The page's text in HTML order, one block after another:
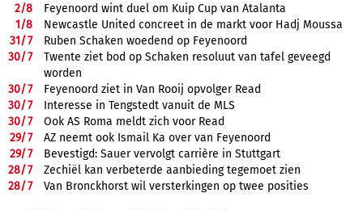
2/8
Feyenoord wint duel om Kuip Cup van Atalanta
1/8
Newcastle United concreet in de markt voor Hadj Moussa
31/7
Ruben Schaken woedend op Feyenoord
30/7
Twente ziet bod op Schaken resoluut van tafel geveegd
worden
30/7
Feyenoord ziet in Van Rooij opvolger Read
30/7
Interesse in Tengstedt vanuit de MLS
30/7
Ook AS Roma meldt zich voor Read
29/7
AZ neemt ook Ismail Ka over van Feyenoord
29/7
Bevestigd: Sauer vervolgt carrière in Stuttgart
28/7
Zechiël kan verbeterde aanbieding tegemoet zien
28/7 Van Bronckhorst wil versterkingen op twee posities